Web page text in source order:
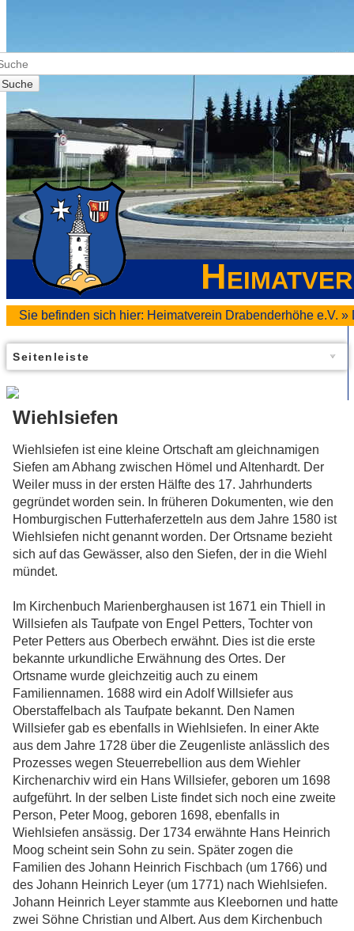
Suche
Sie befinden sich hier: Heimatverein Drabenderhöhe e.V. »
Seitenleiste
Wiehlsiefen
Wiehlsiefen ist eine kleine Ortschaft am gleichnamigen
Siefen am Abhang zwischen Hömel und Altenhardt. Der
Weiler muss in der ersten Hälfte des 17. Jahrhunderts
gegründet worden sein. In früheren Dokumenten, wie den
Homburgischen Futterhaferzetteln aus dem Jahre 1580 ist
Wiehlsiefen nicht genannt worden. Der Ortsname bezieht
sich auf das Gewässer, also den Siefen, der in die Wiehl
mündet.
Im Kirchenbuch Marienberghausen ist 1671 ein Thiell in
Willsiefen als Taufpate von Engel Petters, Tochter von
Peter Petters aus Oberbech erwähnt. Dies ist die erste
bekannte urkundliche Erwähnung des Ortes. Der
Ortsname wurde gleichzeitig auch zu einem
Familiennamen. 1688 wird ein Adolf Willsiefer aus
Oberstaffelbach als Taufpate bekannt. Den Namen
Willsiefer gab es ebenfalls in Wiehlsiefen. In einer Akte
aus dem Jahre 1728 über die Zeugenliste anlässlich des
Prozesses wegen Steuerrebellion aus dem Wiehler
Kirchenarchiv wird ein Hans Willsiefer, geboren um 1698
aufgeführt. In der selben Liste findet sich noch eine zweite
Person, Peter Moog, geboren 1698, ebenfalls in
Wiehlsiefen ansässig. Der 1734 erwähnte Hans Heinrich
Moog scheint sein Sohn zu sein. Später zogen die
Familien des Johann Heinrich Fischbach (um 1766) und
des Johann Heinrich Leyer (um 1771) nach Wiehlsiefen.
Johann Heinrich Leyer stammte aus Kleebornen und hatte
zwei Söhne Christian und Albert. Aus dem Kirchenbuch